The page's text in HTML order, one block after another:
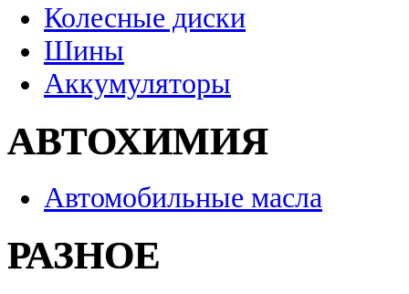
Колесные диски
Шины
Аккумуляторы
АВТОХИМИЯ
Автомобильные масла
РАЗНОЕ